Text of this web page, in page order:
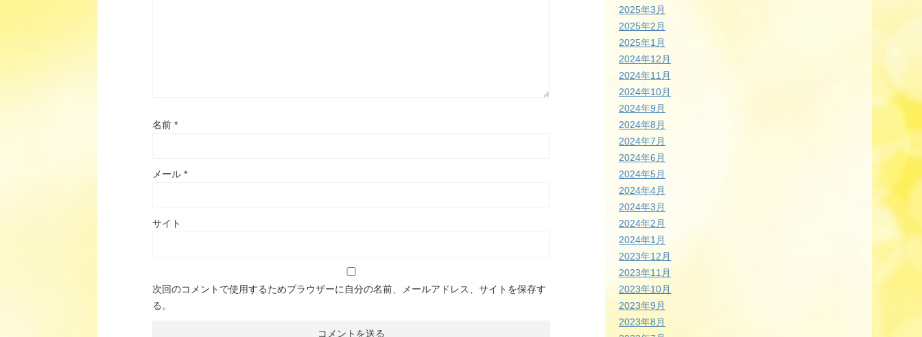
名前 *
メール *
サイト
次回のコメントで使用するためブラウザーに自分の名前、メールアドレス、サイトを保存す
る。
2025年3月
2025年2月
2025年1月
2024年12月
2024年11月
2024年10月
2024年9月
2024年8月
2024年7月
2024年6月
2024年5月
2024年4月
2024年3月
2024年2月
2024年1月
2023年12月
2023年11月
2023年10月
2023年9月
2023年8月